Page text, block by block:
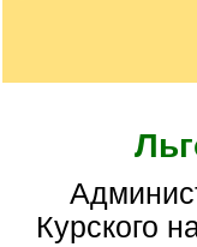
Административно-территориальная единица
Курского